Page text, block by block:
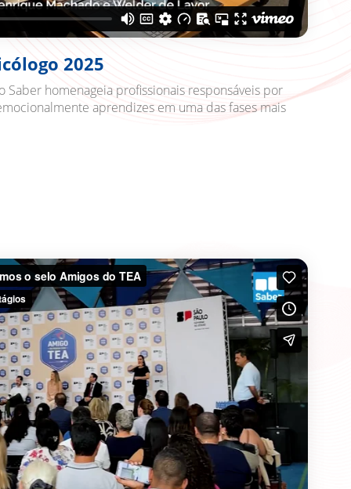
2025
Saber homenageia profissionais responsáveis por
aprendizes em uma das fases mais